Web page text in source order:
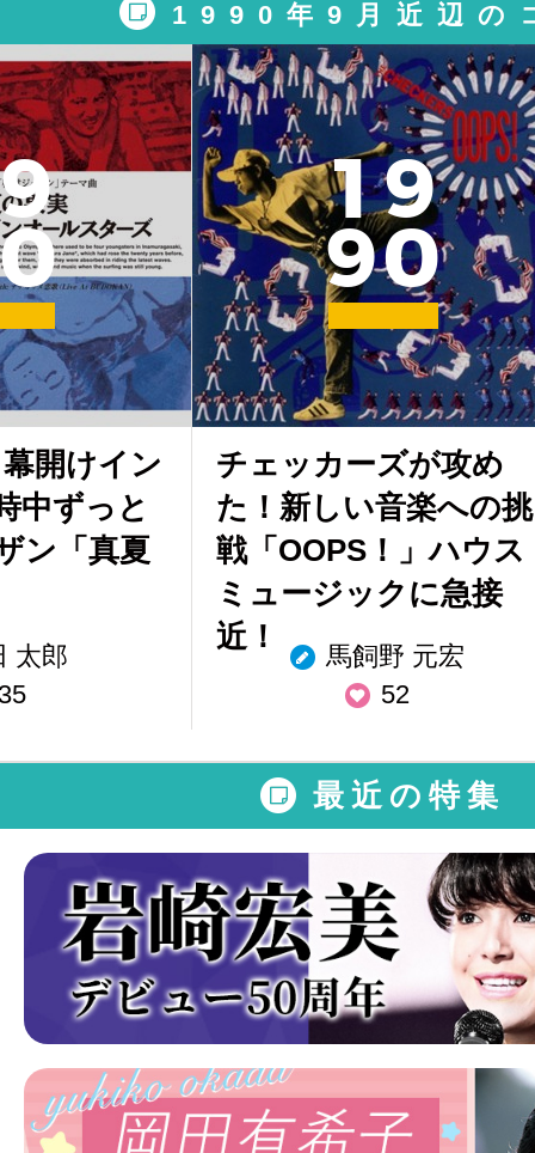
1990年9月近辺の
9
開けイン
中ずっと
ン「真夏
太郎
19
90
チェッカーズが攻め
た！新しい音楽への挑
戦「OOPS！」ハウス
ミュージックに急接
近！
馬飼野 元宏
52
最近の特集